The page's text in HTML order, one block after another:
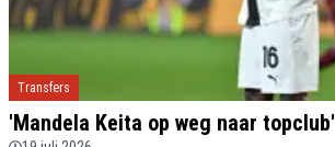
Transfers
'Mandela Keita op weg naar topclub'